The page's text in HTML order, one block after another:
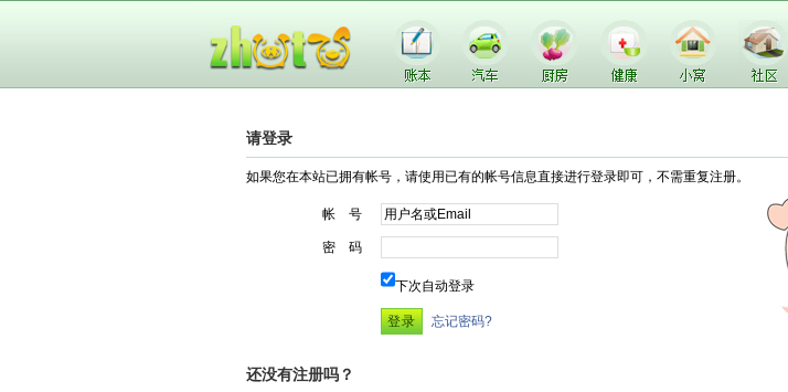
请登录
如果您在本站已拥有帐号，请使用已有的帐号信息直接进行登录即可，不需重复注册。
帐 号
密 码
下次自动登录
忘记密码?
还没有注册吗？